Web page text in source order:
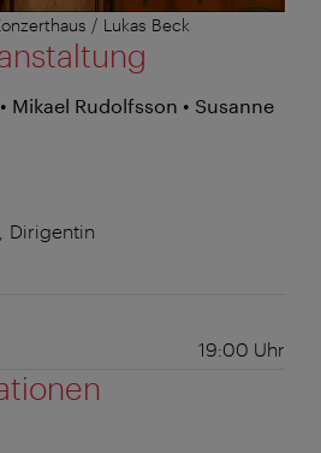
/ Lukas Beck
Mikael Rudolfsson • Susanne
Dirigentin
19:00 Uhr